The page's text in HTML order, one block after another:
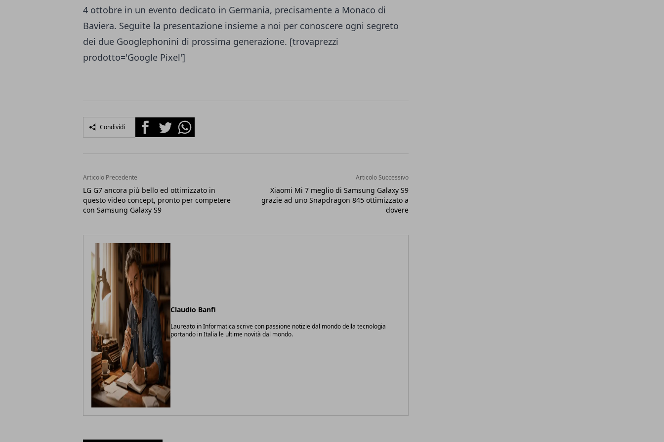
4 ottobre in un evento dedicato in Germania, precisamente a Monaco di
Baviera. Seguite la presentazione insieme a noi per conoscere ogni segreto
dei due Googlephonini di prossima generazione. [trovaprezzi
prodotto='Google Pixel']
Condividi FacebookTwitterWhatsapp
Articolo Precedente
LG G7 ancora più bello ed ottimizzato in
questo video concept, pronto per competere
con Samsung Galaxy S9
Articolo Successivo
Xiaomi Mi 7 meglio di Samsung Galaxy S9
grazie ad uno Snapdragon 845 ottimizzato a
dovere
Claudio Banfi
Laureato in Informatica scrive con passione notizie dal mondo della tecnologia
portando in Italia le ultime novità dal mondo.